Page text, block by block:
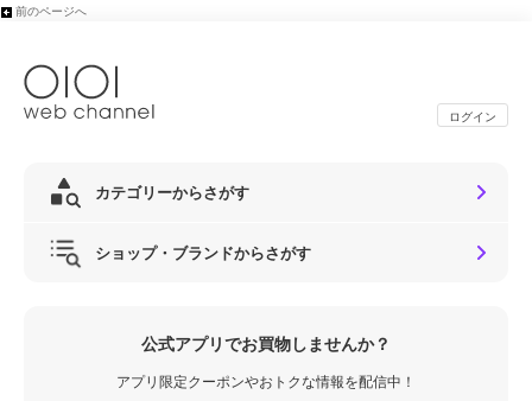
前のページへ
ログイン
カテゴリーからさがす
ショップ・ブランドからさがす
公式アプリでお買物しませんか？
アプリ限定クーポンやおトクな情報を配信中！